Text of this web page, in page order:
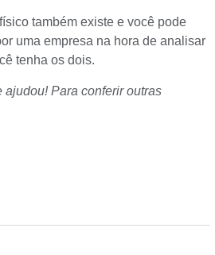
também existe e você pode
uma empresa na hora de analisar
tenha os dois.
ajudou! Para conferir outras